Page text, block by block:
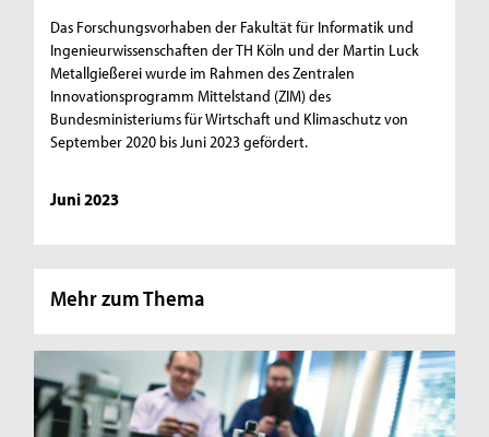
Das Forschungsvorhaben der Fakultät für Informatik und
Ingenieurwissenschaften der TH Köln und der Martin Luck
Metallgießerei wurde im Rahmen des Zentralen
Innovationsprogramm Mittelstand (ZIM) des
Bundesministeriums für Wirtschaft und Klimaschutz von
September 2020 bis Juni 2023 gefördert.
Juni 2023
Mehr zum Thema